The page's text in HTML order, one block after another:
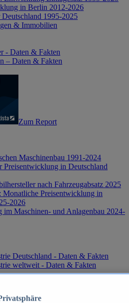
in Berlin 2012-2026
1995-2025
& Immobilien
- Daten & Fakten
– Daten & Fakten
Zum Report
Maschinenbau 1991-2024
Preisentwicklung in Deutschland
nach Fahrzeugabsatz 2025
Monatliche Preisentwicklung in
2026
im Maschinen- und Anlagenbau 2024-
Deutschland - Daten & Fakten
weltweit - Daten & Fakten